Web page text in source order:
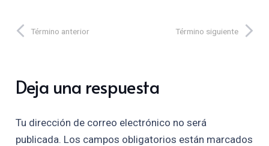
Término anterior Término siguiente
Deja una respuesta
Tu dirección de correo electrónico no será
publicada. Los campos obligatorios están marcados